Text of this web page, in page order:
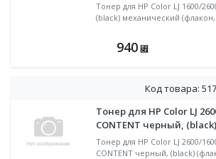
Тонер для HP Color LJ 1600/
(black) механический (флакон,
940 ⃏
Код товара:
Тонер для HP Color LJ
CONTENT черный,
Тонер для HP Color LJ 2600/
CONTENT черный, (black)